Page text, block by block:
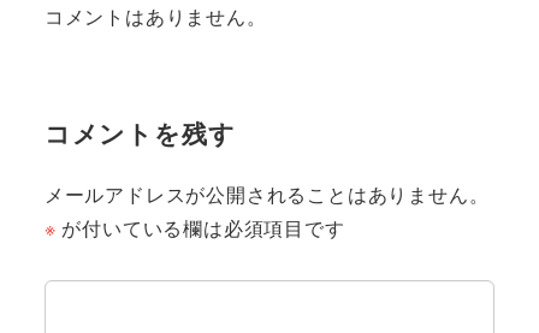
コメントはありません。
コメントを残す
メールアドレスが公開されることはありません。
※ が付いている欄は必須項目です